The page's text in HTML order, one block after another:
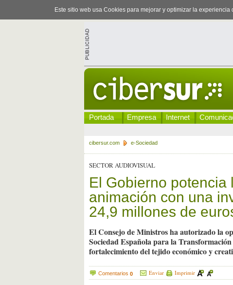
Este sitio web usa Cookies para mejorar y optimizar la
Portada Empresa Internet
cibersur.com e-Sociedad
SECTOR AUDIOVISUAL
El Gobierno potencia
animación con una
24,9 millones de
El Consejo de Ministros ha autorizado la
Sociedad Española para la
fortalecimiento del tejido económico y
Comentarios 0 Enviar Imprimir